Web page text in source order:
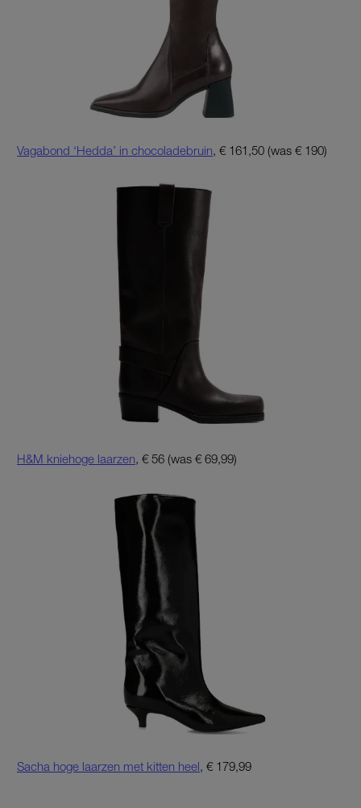
Vagabond ‘Hedda’ in chocoladebruin, € 161,50 (was € 190)
H&M kniehoge laarzen , € 56 (was € 69,99)
Sacha hoge laarzen met kitten heel, € 179,99